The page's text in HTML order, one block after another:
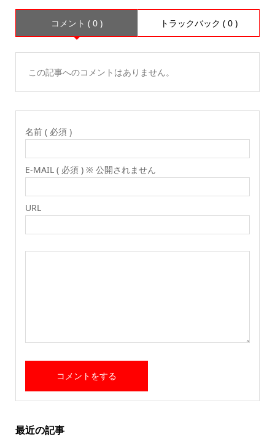
コメント ( 0 ) トラックバック ( 0 )
この記事へのコメントはありません。
名前 ( 必須 )
E-MAIL ( 必須 ) ※ 公開されません
URL
最近の記事